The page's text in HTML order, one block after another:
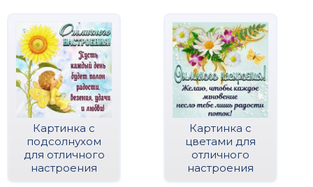
Картинка с
подсолнухом
для отличного
настроения
Картинка с
цветами для
отличного
настроения